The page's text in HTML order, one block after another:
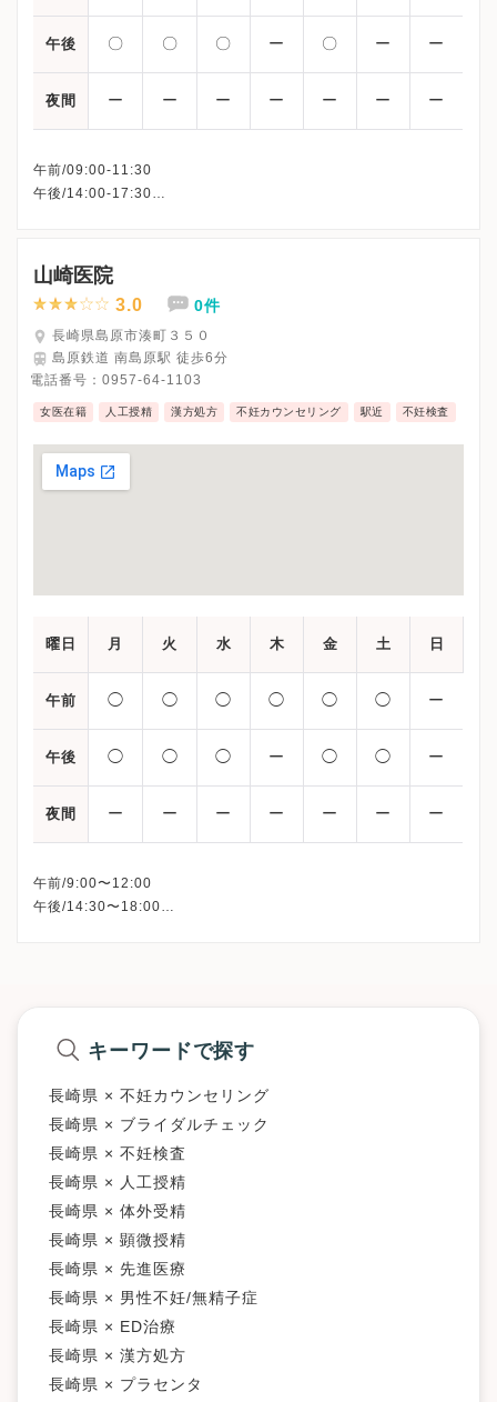
午後 〇 〇 〇 ー 〇 ー ー
夜間 ー ー ー ー ー ー ー
午前/09:00-11:30
午後/14:00-17:30
※詳細はクリニックHPを確認、または直接お問い合わせくださ
山崎医院
3.0 0件
長崎県島原市湊町３５０
島原鉄道 南島原駅 徒歩6分
電話番号： 0957-64-1103
女医在籍 人工授精 漢方処方 不妊カウンセリング 駅近 不妊検査
曜日 月 火 水 木 金 土 日
午前 ◯ ◯ ◯ ◯ ◯ ◯ ー
午後 ◯ ◯ ◯ ー ◯ ◯ ー
夜間 ー ー ー ー ー ー ー
午前/9:00〜12:00
午後/14:30〜18:00
キーワードで探す
長崎県 × 不妊カウンセリング
長崎県 × ブライダルチェック
長崎県 × 不妊検査
長崎県 × 人工授精
長崎県 × 体外受精
長崎県 × 顕微授精
長崎県 × 先進医療
長崎県 × 男性不妊/無精子症
長崎県 × ED治療
長崎県 × 漢方処方
長崎県 × プラセンタ